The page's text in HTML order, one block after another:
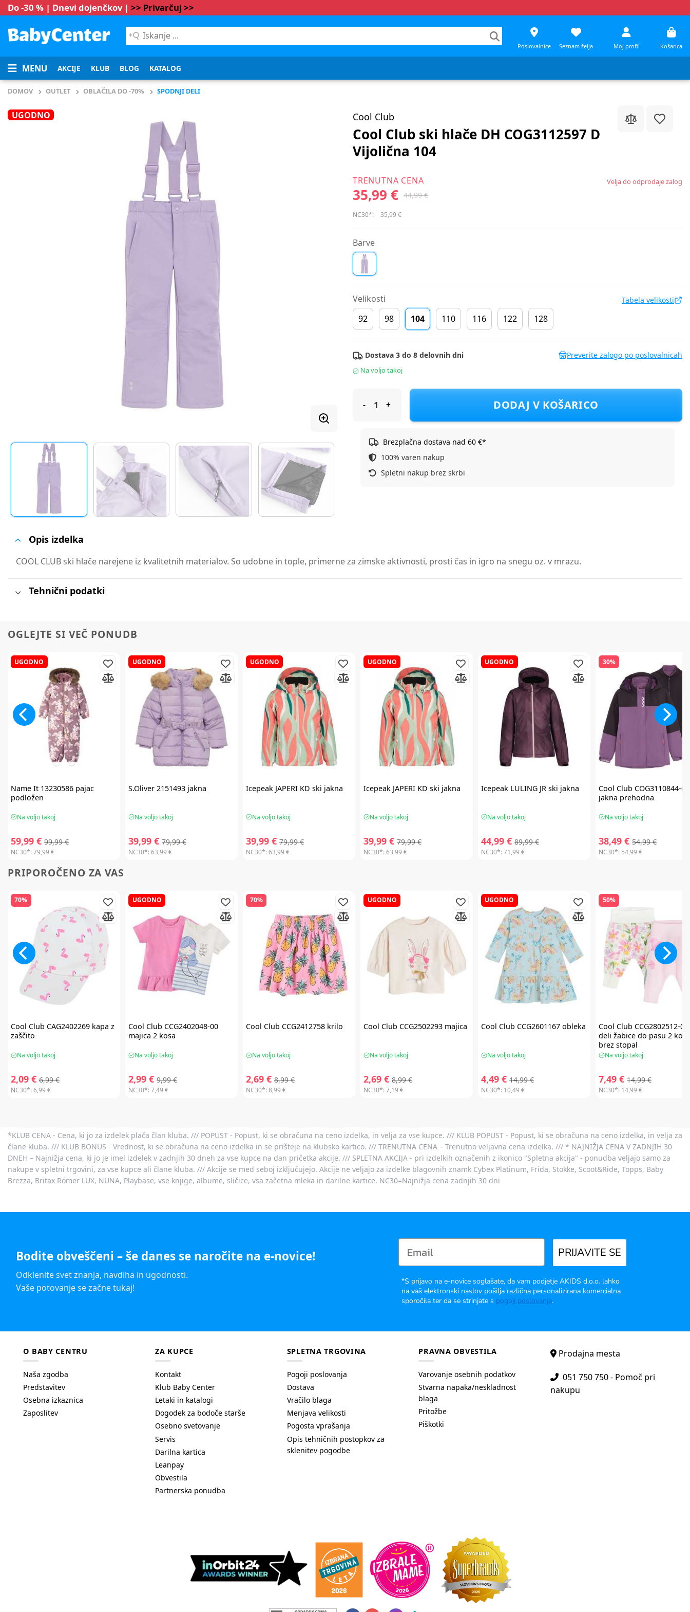
Do -30 % | Dnevi dojenčkov | >> Privarčuj >>
Iskanje
...
Poslovalnice Seznam želja Moj profil Košarica
MENU AKCIJE KLUB BLOG KATALOG
DOMOV OUTLET OBLAČILA DO -70% SPODNJI DELI
UGODNO Cool Club
Cool Club ski hlače DH COG3112597 D
Vijolična 104
TRENUTNA CENA
35,99 € 44,99 €
Velja do odprodaje zalog
NC30*: 35,99 €
Barve
Velikosti Tabela velikosti
92 98 104 110 116 122 128
Dostava 3 do 8 delovnih dni Preverite zalogo po poslovalnicah
Na voljo takoj
Cool Club ski hlače DH COG3112597 D Vijolična 104
DODAJ V KOŠARICO
Brezplačna dostava nad 60 €*
100% varen nakup
Spletni nakup brez skrbi
Opis izdelka
COOL CLUB ski hlače narejene iz kvalitetnih materialov. So udobne in tople, primerne za zimske aktivnosti, prosti čas in igro na snegu oz. v mrazu.
Tehnični podatki
OGLEJTE SI VEČ PONUDB
UGODNO
Name It13230586 pajac
podložen
Na voljo takoj
59,99 € 99,99 €
NC30*:79,99 €
UGODNO
S.Oliver 2151493 jakna
Na voljo takoj
39,99 € 79,99 €
NC30*:63,99 €
UGODNO
Icepeak JAPERI KD ski jakna
Na voljo takoj
39,99 € 79,99 €
NC30*:63,99 €
UGODNO
Icepeak JAPERI KD ski jakna
Na voljo takoj
39,99 € 79,99 €
NC30*:63,99 €
UGODNO
IcepeakLULING JR ski jakna
Na voljo takoj
44,99 € 89,99 €
NC30*:71,99 €
30%
Cool Club COG3110844-00
jakna prehodna
Na voljo takoj
38,49 € 54,99 €
NC30*: 54,99 €
PRIPOROČENO ZA VAS
70%
Cool Club CAG2402269 kapa z
zaščito
Na voljo takoj
2,09 € 6,99 €
NC30*:6,99 €
UGODNO
Cool Club CCG2402048-00
majica 2 kosa
Na voljo takoj
2,99 € 9,99 €
NC30*:7,49 €
70%
Cool Club CCG2412758 krilo
Na voljo takoj
2,69 € 8,99 €
NC30*:8,99 €
UGODNO
Cool Club CCG2502293 majica
Na voljo takoj
2,69 € 8,99 €
NC30*:7,19 €
UGODNO
Cool Club CCG2601167 obleka
Na voljo takoj
4,49 € 14,99 €
NC30*: 10,49 €
50%
Cool Club CCG2802512-
deli žabice do pasu 2
brez stopal
Na voljo takoj
7,49 € 14,99 €
NC30*: 14,99 €
*KLUB CENA - Cena, ki jo za izdelek plača član kluba. /// POPUST - Popust, ki se obračuna na ceno izdelka, in velja za vse kupce. /// KLUB POPUST - Popust, ki se obračuna na ceno izdelka, in velja za
člane kluba. /// KLUB BONUS - Vrednost, ki se obračuna na ceno izdelka in se prišteje na klubsko kartico. /// TRENUTNA CENA – Trenutno veljavna cena izdelka. /// * NAJNIŽJA CENA V ZADNJIH 30
DNEH – Najnižja cena, ki jo je imel izdelek v zadnjih 30 dneh za vse kupce na dan pričetka akcije. /// SPLETNA AKCIJA - pri izdelkih označenih z ikonico "Spletna akcija" - ponudba veljajo samo za
nakupe v spletni trgovini, za vse kupce ali člane kluba. /// Akcije se med seboj izključujejo. Akcije ne veljajo za izdelke blagovnih znamk Cybex Platinum, Frida, Stokke, Scoot&Ride, Topps, Baby
Brezza, Britax Römer LUX, NUNA, Playbase, vse knjige, albume, sličice, vsa začetna mleka in darilne kartice. NC30=Najnižja cena zadnjih 30 dni
Bodite obveščeni – še danes se naročite na e-novice!
Odklenite svet znanja, navdiha in ugodnosti.
Vaše potovanje se začne tukaj!
PRIJAVITE SE
*S prijavo na e-novice soglašate, da vam podjetje AKIDS d.o.o. lahko
na vaš elektronski naslov pošilja različna personalizirana komercialna
sporočila ter da se strinjate s pogoji poslovanja.
O BABY CENTRU
Naša zgodba
Predstavitev
Osebna izkaznica
Zaposlitev
ZA KUPCE
Kontakt
Klub Baby Center
Letaki in katalogi
Dogodek za bodoče starše
Osebno svetovanje
Servis
Darilna kartica
Leanpay
Obvestila
Partnerska ponudba
SPLETNA TRGOVINA
Pogoji poslovanja
Dostava
Vračilo blaga
Menjava velikosti
Pogosta vprašanja
Opis tehničnih postopkov za
sklenitev pogodbe
PRAVNA OBVESTILA
Varovanje osebnih podatkov
Stvarna napaka/neskladnost
blaga
Pritožbe
Piškotki
Prodajna mesta
051 750 750 - Pomoč pri
nakupu